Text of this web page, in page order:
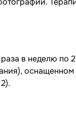
в неделю по